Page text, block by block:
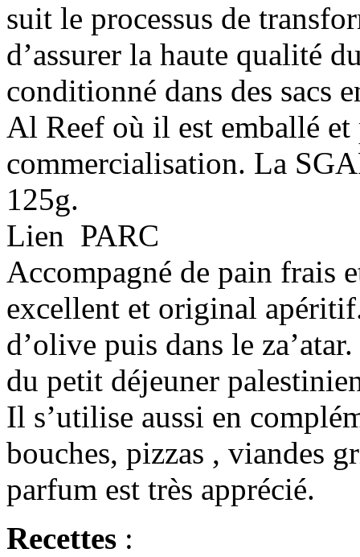
suit le processus de
d’assurer la haute qualité
conditionné dans des sacs
Al Reef où il est emballé et
commercialisation. La
125g.
Lien PARC
Accompagné de pain frais
excellent et original
d’olive puis dans le
du petit déjeuner
Il s’utilise aussi en
bouches, pizzas , viandes
parfum est très apprécié.
Recettes :